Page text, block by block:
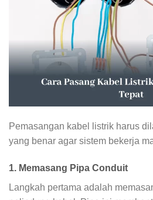
Pemasangan kabel listrik harus
yang benar agar sistem bekerja
1. Memasang Pipa Conduit
Langkah pertama adalah